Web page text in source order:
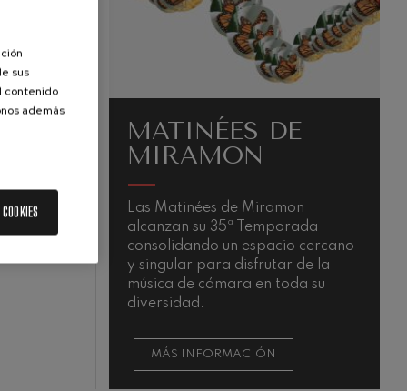
MATINÉES DE
MIRAMON
Las Matinées de Miramon
alcanzan su 35ª Temporada
consolidando un espacio cercano
y singular para disfrutar de la
música de cámara en toda su
diversidad.
MÁS INFORMACIÓN
sus
contenido
además